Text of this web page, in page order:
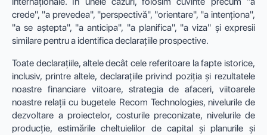
crede", "a prevedea", "perspectivă", "orientare", "a intenționa",
"a se aștepta", "a anticipa", "a planifica", "a viza" și expresii
similare pentru a identifica declarațiile prospective.
Toate declarațiile, altele decât cele referitoare la fapte istorice,
inclusiv, printre altele, declarațiile privind poziția și rezultatele
noastre financiare viitoare, strategia de afaceri, viitoarele
noastre relații cu bugetele Recom Technologies, nivelurile de
dezvoltare a proiectelor, costurile preconizate, nivelurile de
producție, estimările cheltuielilor de capital și planurile și